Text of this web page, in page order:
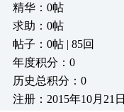
精华：0帖
求助：0帖
帖子：0帖 | 85回
年度积分：0
历史总积分：0
注册：2015年10月21日